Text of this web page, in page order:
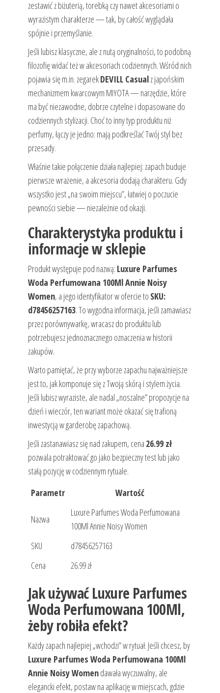
zestawić z biżuterią, torebką czy nawet akcesoriami o
wyrazistym charakterze — tak, by całość wyglądała
spójnie i przemyślanie.
Jeśli lubisz klasyczne, ale z nutą oryginalności, to podobną
filozofię widać też w akcesoriach codziennych. Wśród nich
pojawia się m.in. zegarekDEVILL Casualz japońskim
mechanizmem kwarcowym MIYOTA — narzędzie, które
ma być niezawodne, dobrze czytelne i dopasowane do
codziennych stylizacji. Choć to inny typ produktu niż
perfumy, łączy je jedno: mają podkreślać Twój styl bez
przesady.
Właśnie takie połączenie działa najlepiej: zapach buduje
pierwsze wrażenie, a akcesoria dodają charakteru. Gdy
wszystko jest „na swoim miejscu”, łatwiej o poczucie
pewności siebie — niezależnie od okazji.
Charakterystyka produktu i
informacje w sklepie
Produkt występuje pod nazwą: Luxure Parfumes
Woda Perfumowana 100Ml Annie Noisy
Women, a jego identyfikator w ofercie to SKU:
d78456257163. To wygodna informacja, jeśli zamawiasz
przez porównywarkę, wracasz do produktu lub
potrzebujesz jednoznacznego oznaczenia w historii
zakupów.
Warto pamiętać, że przy wyborze zapachu najważniejsze
jest to, jak komponuje się z Twoją skórą i stylem życia.
Jeśli lubisz wyraziste, ale nadal „noszalne” propozycje na
dzień i wieczór, ten wariant może okazać się trafioną
inwestycją w garderobę zapachową.
Jeśli zastanawiasz się nad zakupem, cena 26.99 zł
pozwala potraktować go jako bezpieczny test lub jako
stałą pozycję w codziennym rytuale.
Parametr
Wartość
Nazwa
Luxure Parfumes Woda Perfumowana
100Ml Annie Noisy Women
SKU
d78456257163
Cena
26.99 zł
Jak używać Luxure Parfumes
Woda Perfumowana 100Ml,
żeby robiła efekt?
Każdy zapach najlepiej „wchodzi” w rytuał. Jeśli chcesz, by
Luxure Parfumes Woda Perfumowana 100Ml
Annie Noisy Womendawała wyczuwalny, ale
elegancki efekt, postaw na aplikację w miejscach, gdzie